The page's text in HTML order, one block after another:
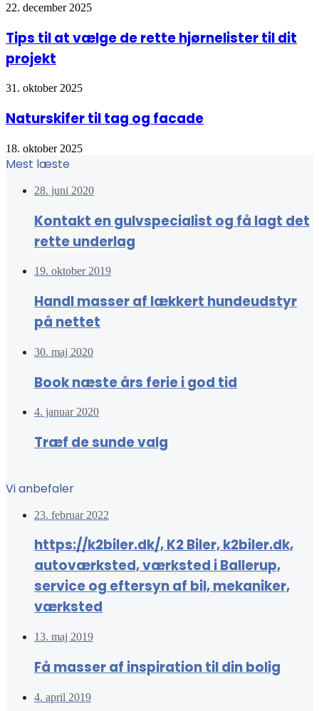
22. december 2025
Tips til at vælge de rette hjørnelister til dit
projekt
31. oktober 2025
Naturskifer til tag og facade
18. oktober 2025
Mest læste
28. juni 2020
Kontakt en gulvspecialist og få lagt det
rette underlag
19. oktober 2019
Handl masser af lækkert hundeudstyr
på nettet
30. maj 2020
Book næste års ferie i god tid
4. januar 2020
Træf de sunde valg
Vi anbefaler
23. februar 2022
https://k2biler.dk/, K2 Biler, k2biler.dk,
autoværksted, værksted i Ballerup,
service og eftersyn af bil, mekaniker,
værksted
13. maj 2019
Få masser af inspiration til din bolig
4. april 2019